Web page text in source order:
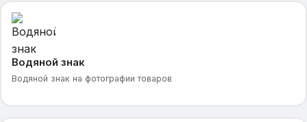
Водяной знак
Водяной знак на фотографии товаров